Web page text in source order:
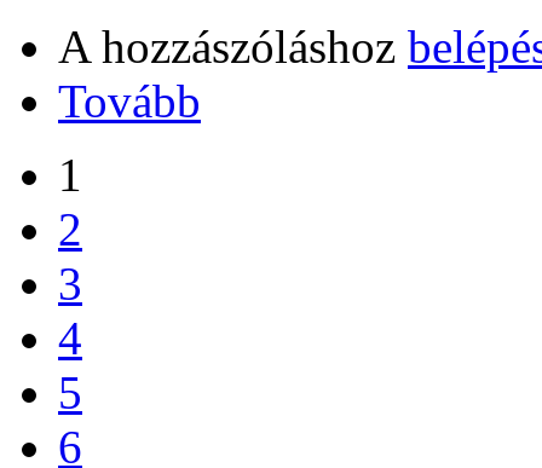
A hozzászóláshoz
Tovább
1
2
3
4
5
6